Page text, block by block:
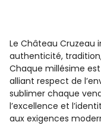
Le Château Cruzeau
authenticité,
Chaque millésime
alliant respect de
sublimer chaque
l’excellence et
aux exigences